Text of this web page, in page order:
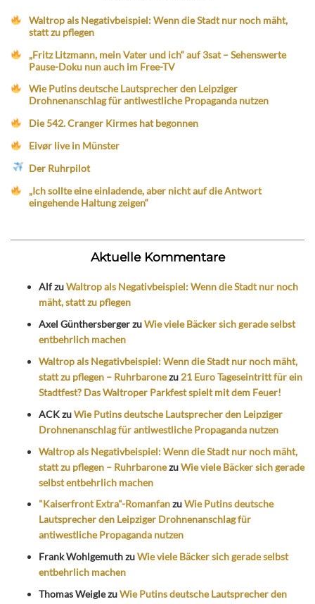
Waltrop als Negativbeispiel: Wenn die Stadt nur noch mäht,
statt zu pflegen
„Fritz Litzmann, mein Vater und ich“ auf 3sat – Sehenswerte
Pause-Doku nun auch im Free-TV
Wie Putins deutsche Lautsprecher den Leipziger
Drohnenanschlag für antiwestliche Propaganda nutzen
Die 542. Cranger Kirmes hat begonnen
Eivør live in Münster
Der Ruhrpilot
„Ich sollte eine einladende, aber nicht auf die Antwort
eingehende Haltung zeigen“
Aktuelle Kommentare
AlfzuWaltrop als Negativbeispiel: Wenn die Stadt nur noch
mäht, statt zu pflegen
Axel GünthersbergerzuWie viele Bäcker sich gerade selbst
entbehrlich machen
Waltrop als Negativbeispiel: Wenn die Stadt nur noch mäht,
statt zu pflegen – Ruhrbaronezu 21 Euro Tageseintritt für ein
Stadtfest? Das Waltroper Parkfest spielt mit dem Feuer!
ACKzuWie Putins deutsche Lautsprecher den Leipziger
Drohnenanschlag für antiwestliche Propaganda nutzen
Waltrop als Negativbeispiel: Wenn die Stadt nur noch mäht,
statt zu pflegen – RuhrbaronezuWie viele Bäcker sich gerade
selbst entbehrlich machen
"Kaiserfront Extra"-RomanfanzuWie Putins deutsche
Lautsprecher den Leipziger Drohnenanschlag für
antiwestliche Propaganda nutzen
Frank WohlgemuthzuWie viele Bäcker sich gerade selbst
entbehrlich machen
Thomas WeiglezuWie Putins deutsche Lautsprecher den